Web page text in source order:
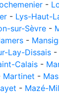
-
- Lys-Haut-
sur-Sèvre -
-
Lay-Dissais -
Calais -
Martinet -
- Mazé-